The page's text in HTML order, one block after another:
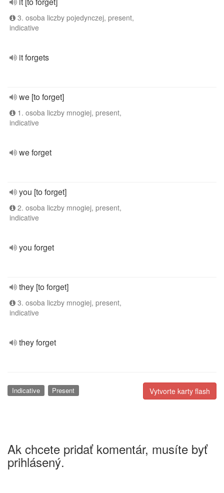
3. osoba liczby pojedynczej, present,
indicative
it forgets
we [to forget]
1. osoba liczby mnogiej, present,
indicative
we forget
you [to forget]
2. osoba liczby mnogiej, present,
indicative
you forget
they [to forget]
3. osoba liczby mnogiej, present,
indicative
they forget
Vytvorte karty flash
Indicative Present
Ak chcete pridať komentár, musíte byť
prihlásený.